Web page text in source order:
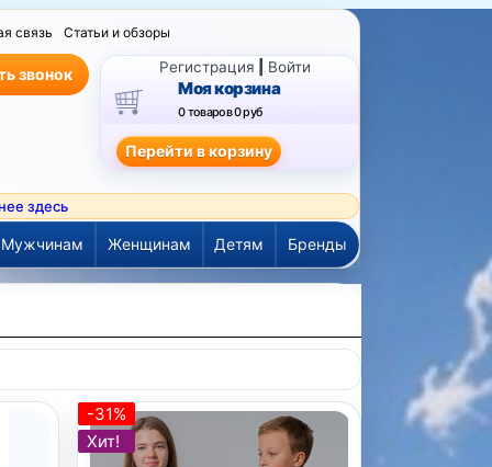
связь Статьи и обзоры
звонок Регистрация Войти
Моя корзина
0 товаров0 руб
здесь
Мужчинам Женщинам Детям Бренды
-31%
Хит!